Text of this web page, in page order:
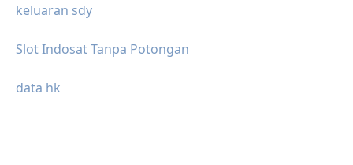
keluaran sdy
Slot Indosat Tanpa Potongan
data hk